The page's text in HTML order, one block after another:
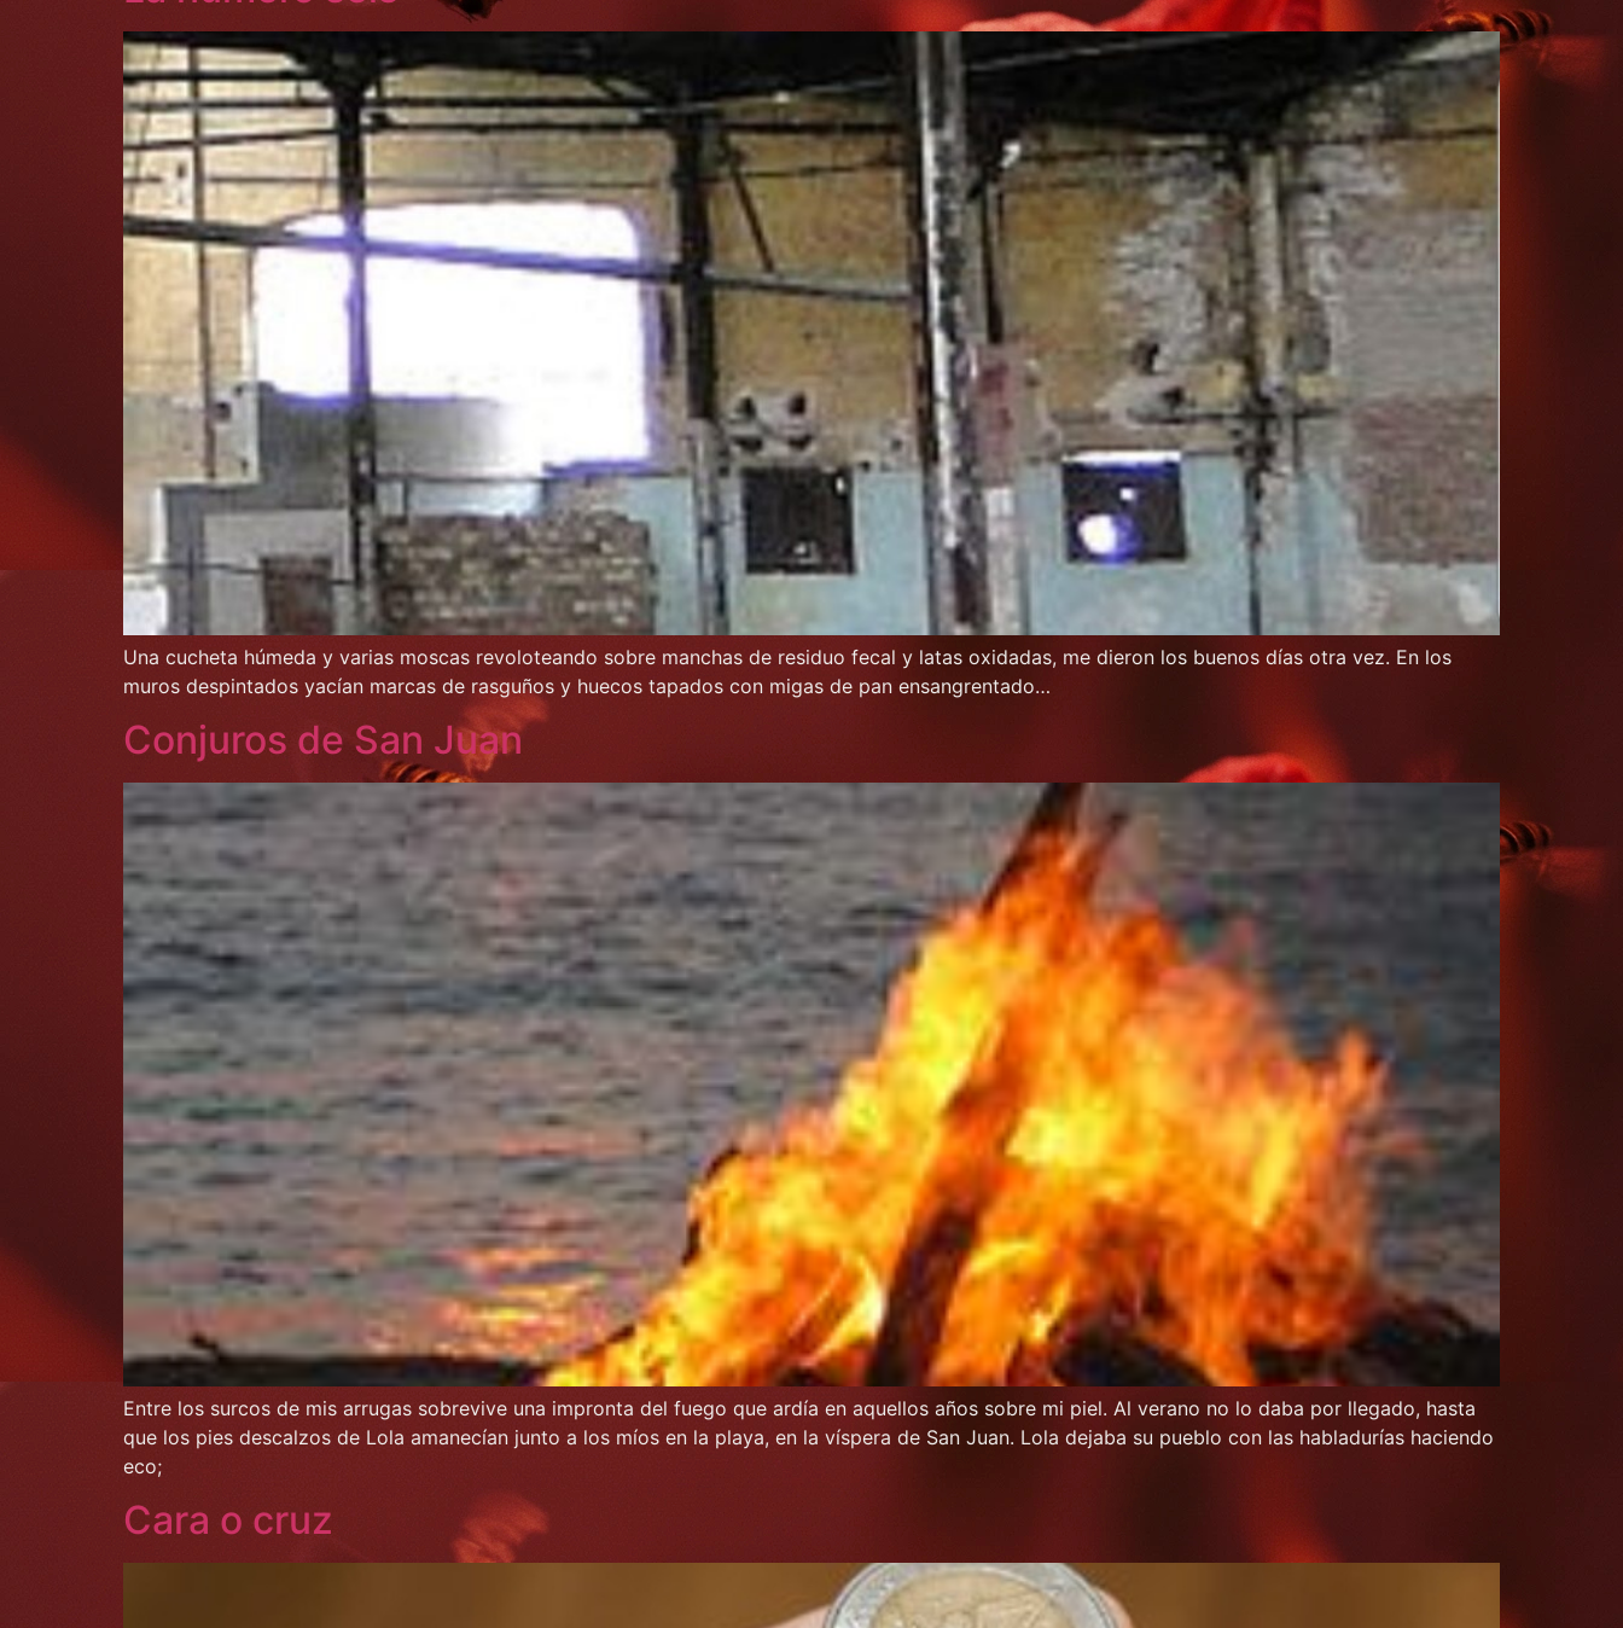
Una cucheta húmeda y varias moscas revoloteando sobre manchas de residuo fecal y latas oxidadas, me dieron los buenos días otra vez. En los
muros despintados yacían marcas de rasguños y huecos tapados con migas de pan ensangrentado…
Conjuros de San Juan
Entre los surcos de mis arrugas sobrevive una impronta del fuego que ardía en aquellos años sobre mi piel. Al verano no lo daba por llegado, hasta
que los pies descalzos de Lola amanecían junto a los míos en la playa, en la víspera de San Juan. Lola dejaba su pueblo con las habladurías haciendo
eco;
Cara o cruz